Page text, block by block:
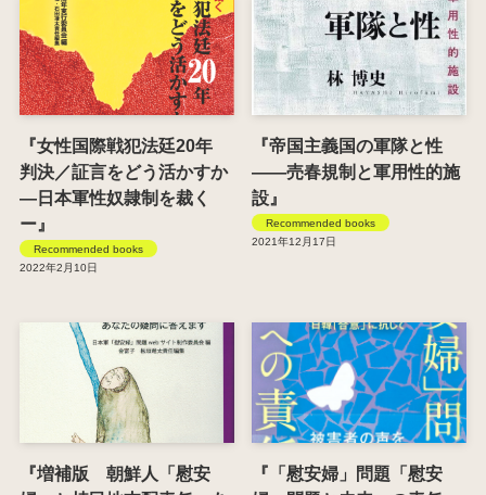
『女性国際戦犯法廷20年
判決／証言をどう活かすか
―日本軍性奴隷制を裁く
ー』
2022年2月10日
Recommended books
『帝国主義国の軍隊と性
――売春規制と軍用性的施
設』
2021年12月17日
Recommended books
『増補版 朝鮮人「慰安
『「慰安婦」問題「慰安